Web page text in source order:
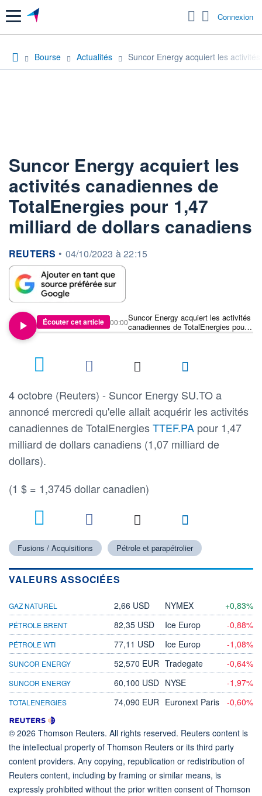
Menu Connexion
Bourse Actualités Suncor Energy acquiert les
Suncor Energy acquiert les
activités canadiennes de
TotalEnergies pour 1,47
milliard de dollars canadiens
information fournie par
REUTERS • 04/10/2023 à 22:15
Écouter cet article
Suncor Energy acquiert les activités
canadiennes de TotalEnergies pour
1,47 milliard de dollars canadiens
00:00
4 octobre (Reuters) - Suncor Energy SU.TO a
annoncé mercredi qu'elle allait acquérir les activités
canadiennes de TotalEnergiesTTEF.PA pour 1,47
milliard de dollars canadiens (1,07 milliard de
dollars).
(1 $ = 1,3745 dollar canadien)
Fusions / Acquisitions Pétrole et parapétrolier
VALEURS ASSOCIÉES
GAZ NATUREL 2,66 USD NYMEX +0,83%
PÉTROLE BRENT 82,35 USD Ice Europ -0,88%
PÉTROLE WTI 77,11 USD Ice Europ -1,08%
SUNCOR ENERGY 52,570 EUR Tradegate -0,64%
SUNCOR ENERGY 60,100 USD NYSE -1,97%
TOTALENERGIES 74,090 EUR Euronext Paris -0,60%
© 2026 Thomson Reuters. All rights reserved. Reuters content is
the intellectual property of Thomson Reuters or its third party
content providers. Any copying, republication or redistribution of
Reuters content, including by framing or similar means, is
expressly prohibited without the prior written consent of Thomson